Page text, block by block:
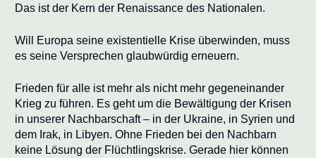
Das ist der Kern der Renaissance des Nationalen.
Will Europa seine existentielle Krise überwinden, muss
es seine Versprechen glaubwürdig erneuern.
Frieden für alle ist mehr als nicht mehr gegeneinander
Krieg zu führen. Es geht um die Bewältigung der Krisen
in unserer Nachbarschaft – in der Ukraine, in Syrien und
dem Irak, in Libyen. Ohne Frieden bei den Nachbarn
keine Lösung der Flüchtlingskrise. Gerade hier können